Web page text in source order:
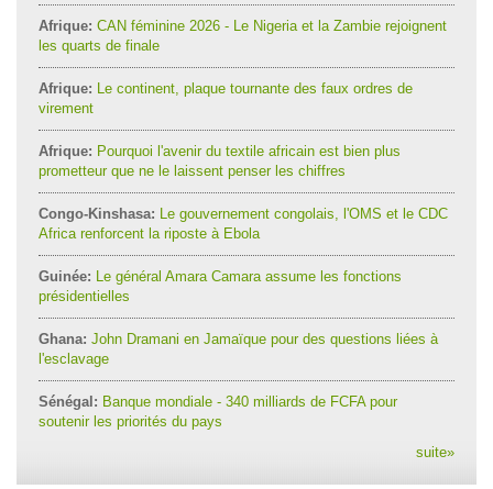
Afrique: CAN féminine 2026 - Le Nigeria et la Zambie rejoignent
les quarts de finale
Afrique: Le continent, plaque tournante des faux ordres de
virement
Afrique: Pourquoi l'avenir du textile africain est bien plus
prometteur que ne le laissent penser les chiffres
Congo-Kinshasa: Le gouvernement congolais, l'OMS et le CDC
Africa renforcent la riposte à Ebola
Guinée: Le général Amara Camara assume les fonctions
présidentielles
Ghana: John Dramani en Jamaïque pour des questions liées à
l'esclavage
Sénégal: Banque mondiale - 340 milliards de FCFA pour
soutenir les priorités du pays
suite»